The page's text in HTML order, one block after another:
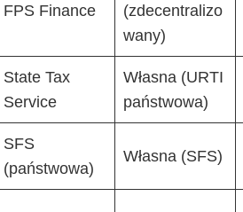
FPS Finance
(zdecentralizo
wany)
State Tax
Service
Własna (URTI
państwowa)
SFS
(państwowa)
Własna (SFS)